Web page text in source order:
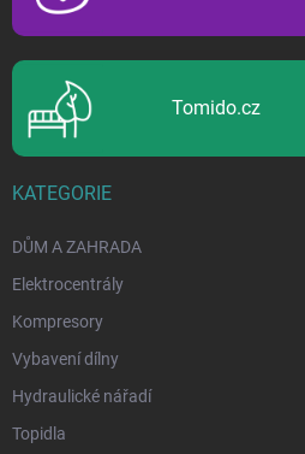
Tomido.cz
KATEGORIE
DŮM A ZAHRADA
Elektrocentrály
Kompresory
Vybavení dílny
Hydraulické nářadí
Topidla